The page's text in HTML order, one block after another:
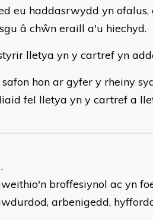
eu haddasrwydd yn
â chŵn eraill a'u hiechyd.
lletya yn y cartref yn
hon ar gyfer y rheiny
fel lletya yn y cartref a
broffesiynol ac yn
arbenigedd,